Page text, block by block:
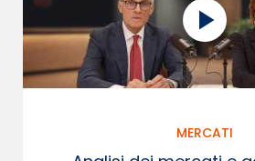
MERCATI